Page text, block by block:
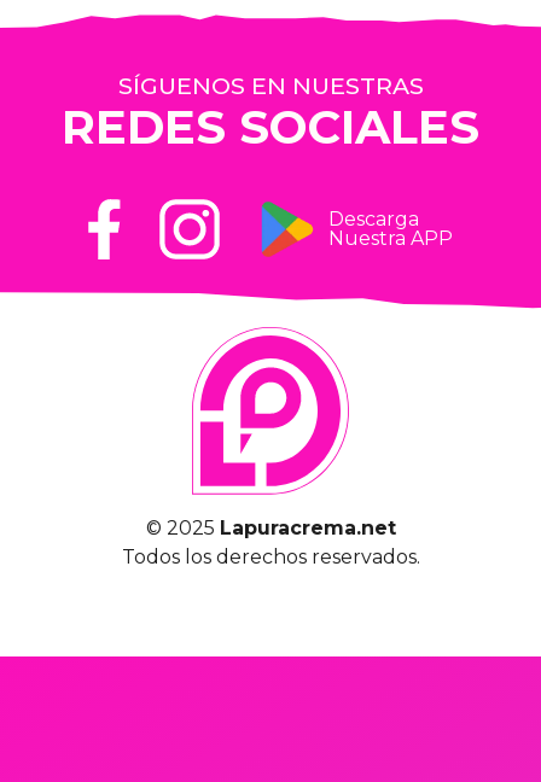
SÍGUENOS EN NUESTRAS
REDES SOCIALES
Descarga
Nuestra APP
© 2025 Lapuracrema.net
Todos los derechos reservados.